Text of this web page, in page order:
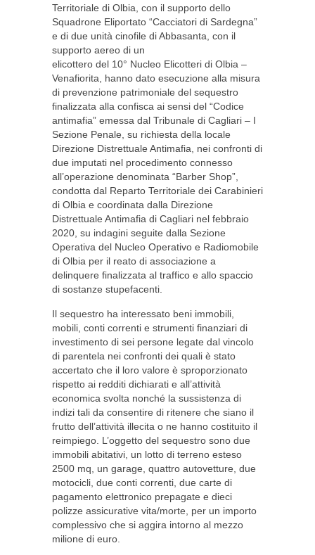
Territoriale di Olbia, con il supporto dello
Squadrone Eliportato “Cacciatori di Sardegna”
e di due unità cinofile di Abbasanta, con il
supporto aereo di un
elicottero del 10° Nucleo Elicotteri di Olbia –
Venafiorita, hanno dato esecuzione alla misura
di prevenzione patrimoniale del sequestro
finalizzata alla confisca ai sensi del “Codice
antimafia” emessa dal Tribunale di Cagliari – I
Sezione Penale, su richiesta della locale
Direzione Distrettuale Antimafia, nei confronti di
due imputati nel procedimento connesso
all’operazione denominata “Barber Shop”,
condotta dal Reparto Territoriale dei Carabinieri
di Olbia e coordinata dalla Direzione
Distrettuale Antimafia di Cagliari nel febbraio
2020, su indagini seguite dalla Sezione
Operativa del Nucleo Operativo e Radiomobile
di Olbia per il reato di associazione a
delinquere finalizzata al traffico e allo spaccio
di sostanze stupefacenti.
Il sequestro ha interessato beni immobili,
mobili, conti correnti e strumenti finanziari di
investimento di sei persone legate dal vincolo
di parentela nei confronti dei quali è stato
accertato che il loro valore è sproporzionato
rispetto ai redditi dichiarati e all’attività
economica svolta nonché la sussistenza di
indizi tali da consentire di ritenere che siano il
frutto dell’attività illecita o ne hanno costituito il
reimpiego. L’oggetto del sequestro sono due
immobili abitativi, un lotto di terreno esteso
2500 mq, un garage, quattro autovetture, due
motocicli, due conti correnti, due carte di
pagamento elettronico prepagate e dieci
polizze assicurative vita/morte, per un importo
complessivo che si aggira intorno al mezzo
milione di euro.